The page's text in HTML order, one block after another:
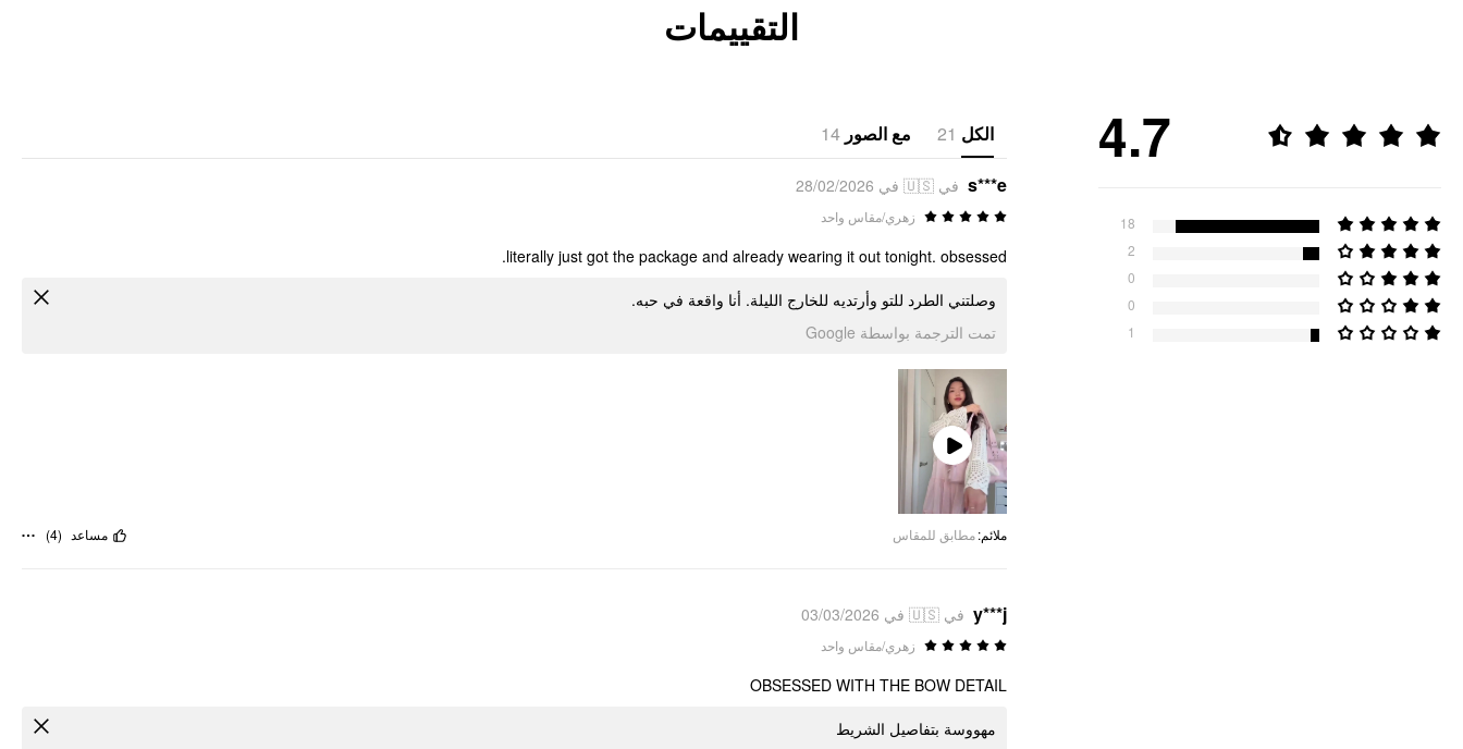
التقييمات
4.7
18
2
0
0
1
الكل 21 مع الصور 14
s***e في 🇺🇸 في 28/02/2026
زهري/مقاس واحد
literally just got the package and already wearing it out tonight. obsessed.
وصلتني الطرد للتو وأرتديه للخارج الليلة. أنا واقعة في حبه.
تمت الترجمة بواسطة Google
Play
Video
ملائم:مطابق للمقاس مساعد (
4
)
y***j في 🇺🇸 في 03/03/2026
زهري/مقاس واحد
OBSESSED WITH THE BOW DETAIL
مهووسة بتفاصيل الشريط